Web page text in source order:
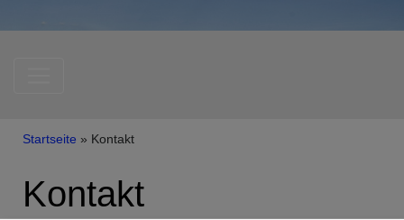
Breadcrumb
Startseite Kontakt
Kontakt